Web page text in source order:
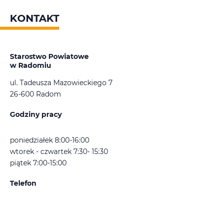
KONTAKT
Starostwo Powiatowe
w Radomiu
ul. Tadeusza Mazowieckiego 7
26-600 Radom
Godziny pracy
poniedziałek 8:00-16:00
wtorek - czwartek 7:30- 15:30
piątek 7:00-15:00
Telefon